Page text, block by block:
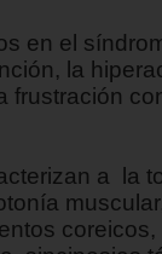
en el
la
frustración
a la